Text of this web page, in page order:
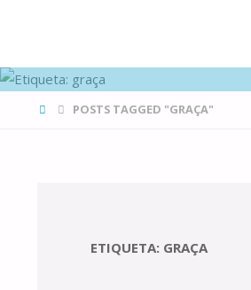
HOMEPOSTS TAGGED "GRAÇA"
ETIQUETA: GRAÇA